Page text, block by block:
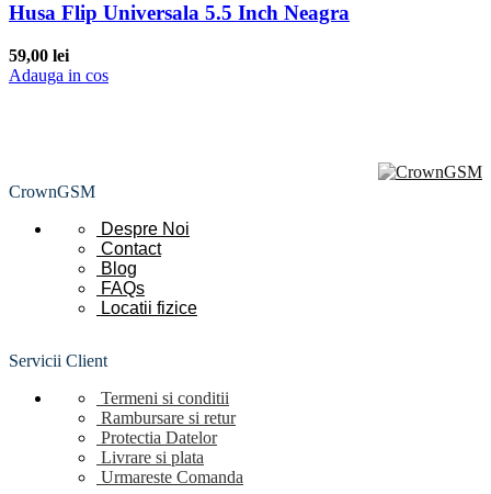
Husa Flip Universala 5.5 Inch Neagra
59,00 lei
Adauga in cos
CrownGSM
Despre Noi
Contact
Blog
FAQs
Locatii fizice
Servicii Client
Termeni si conditii
Rambursare si retur
Protectia Datelor
Livrare si plata
Urmareste Comanda